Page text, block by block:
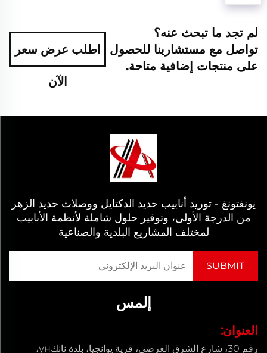
لم تجد ما تبحث عنه؟
تواصل مع مستشارينا للحصول
على منتجات إضافية متاحة.
اطلب عرض سعر
الآن
يونغتونغ - توريد أنابيب حديد الدكتايل ووصلات حديد الزهر
من الدرجة الأولى، وتوفير حلول شاملة لأنظمة الأنابيب
لمختلف المشاريع البلدية والصناعية
إلمس
العنوان:
رقم 30، شارع الشرق العرضي، قرية يوانجيا، بلدة نانكун،